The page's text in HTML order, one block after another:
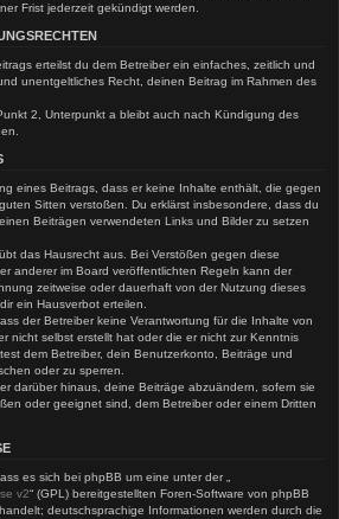
Frist jederzeit gekündigt werden.
erteilst du dem Betreiber ein einfaches, zeitlich und
unentgeltliches Recht, deinen Beitrag im Rahmen des
2, Unterpunkt a bleibt auch nach Kündigung des
eines Beitrags, dass er keine Inhalte enthält, die gegen
Sitten verstoßen. Du erklärst insbesondere, dass du
Beiträgen verwendeten Links und Bilder zu setzen
das Hausrecht aus. Bei Verstößen gegen diese
anderer im Board veröffentlichten Regeln kann der
zeitweise oder dauerhaft von der Nutzung dieses
ein Hausverbot erteilen.
der Betreiber keine Verantwortung für die Inhalte von
nicht selbst erstellt hat oder die er nicht zur Kenntnis
dem Betreiber, dein Benutzerkonto, Beiträge und
oder zu sperren.
darüber hinaus, deine Beiträge abzuändern, sofern sie
oder geeignet sind, dem Betreiber oder einem Dritten
es sich bei phpBB um eine unter der „
v2“ (GPL) bereitgestellten Foren-Software von phpBB
deutschsprachige Informationen werden durch die